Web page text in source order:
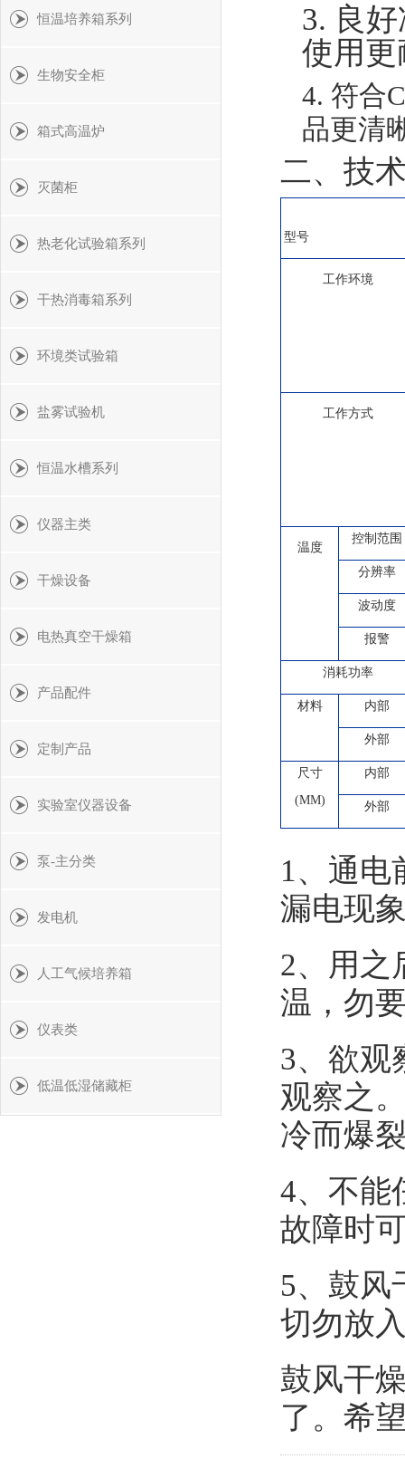
3. 良
使用
4. 符合
品更清
二、技
型号
工作环境
工作方式
温度
控制范围
分辨率
波动度
报警
消耗功率
材料 内部
外部
尺寸
(MM)
内部
外部
1、通电
漏电现
2、用之
温，勿
3、欲观
观察之
冷而爆
4、不能
故障时
5、鼓风
切勿放
鼓风干
了。希
恒温培养箱系列
生物安全柜
箱式高温炉
灭菌柜
热老化试验箱系列
干热消毒箱系列
环境类试验箱
盐雾试验机
恒温水槽系列
仪器主类
干燥设备
电热真空干燥箱
产品配件
定制产品
实验室仪器设备
泵-主分类
发电机
人工气候培养箱
仪表类
低温低湿储藏柜